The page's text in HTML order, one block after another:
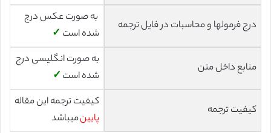
درج فرمولها و محاسبات در فایل ترجمه
به صورت عکس درج
شده است ✓
منابع داخل متن
به صورت انگلیسی درج
شده است ✓
کیفیت ترجمه
کیفیت ترجمه این مقاله
پایینمیباشد